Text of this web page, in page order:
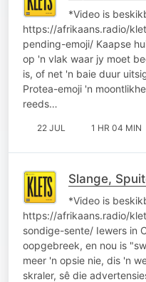
*Video is
https://afrikaans.radio/
pending-emoji/ Kaapse
op 'n vlak waar jy moet
is, of net 'n baie duur
Protea-emoji 'n
reeds…
22 JUL 1 HR 04 MIN
Slange,
*Video is
https://afrikaans.radio/
sondige-sente/ Iewers in
oopgebreek, en nou is
meer 'n opsie nie, dis 'n
skraler, sê die